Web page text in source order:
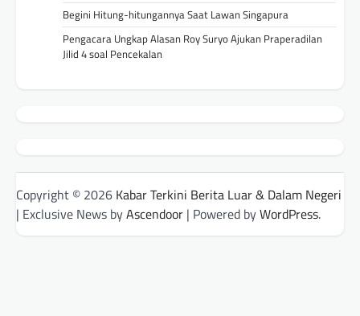
Begini Hitung-hitungannya Saat Lawan Singapura
Pengacara Ungkap Alasan Roy Suryo Ajukan Praperadilan
Jilid 4 soal Pencekalan
Copyright © 2026 Kabar Terkini Berita Luar & Dalam Negeri
| Exclusive News byAscendoor | Powered byWordPress.